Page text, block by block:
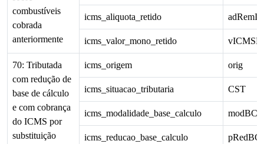
combustíveis
cobrada
anteriormente
icms_aliquota_retido
icms_valor_mono_retido
70: Tributada
com redução de
base de cálculo
e com cobrança
do ICMS por
substituição
icms_origem orig
icms_situacao_tributaria CST
icms_modalidade_base_calculo modBC
icms_reducao_base_calculo pRedBC